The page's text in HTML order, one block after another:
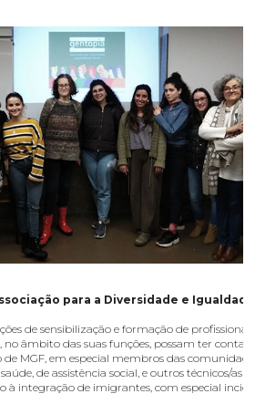
para a Diversidade e
de sensibilização e formação de
no âmbito das suas funções, possam ter
de MGF, em especial membros das
de assistência social, e outros técnicos/as
à integração de imigrantes, com especial